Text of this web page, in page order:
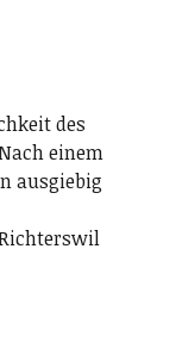
des
einem
ausgiebig